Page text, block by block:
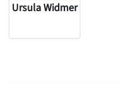
Ursula Widmer